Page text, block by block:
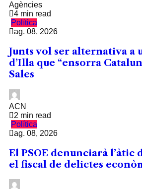
Agències
4 min read
Política
ag. 08, 2026
Junts vol ser alternativa a
d’Illa que “ensorra
Sales
ACN
2 min read
Política
ag. 08, 2026
El PSOE denunciarà l’àtic
el fiscal de delictes